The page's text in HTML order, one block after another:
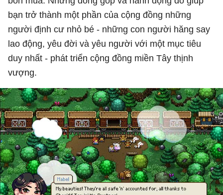
bạn trở thành một phần của cộng đồng những
người định cư nhỏ bé - những con người hăng say
lao động, yêu đời và yêu người với một mục tiêu
duy nhất - phát triển cộng đồng miền Tây thịnh
vượng.